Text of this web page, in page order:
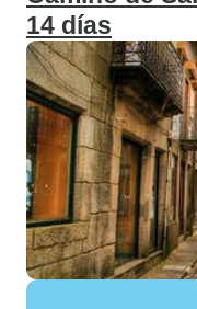
14 días